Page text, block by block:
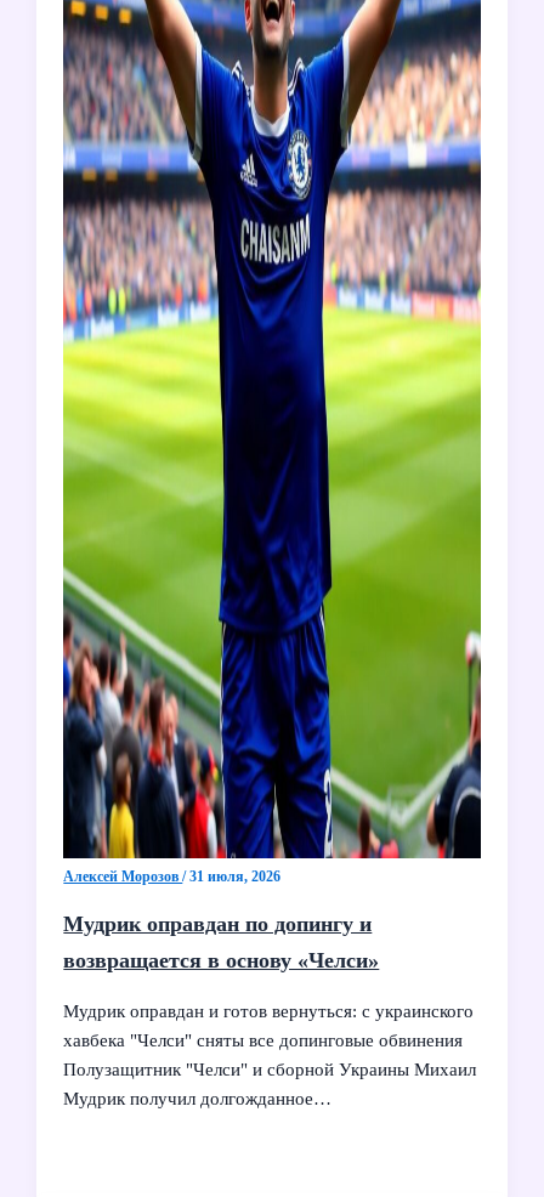
Алексей Морозов/31 июля, 2026
Мудрик оправдан по допингу и
возвращается в основу «Челси»
Мудрик оправдан и готов вернуться: с украинского
хавбека "Челси" сняты все допинговые обвинения
Полузащитник "Челси" и сборной Украины Михаил
Мудрик получил долгожданное…